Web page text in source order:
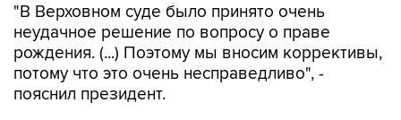
"В Верховном суде было принято очень
неудачное решение по вопросу о праве
рождения. (...) Поэтому мы вносим коррективы,
потому что это очень несправедливо", -
пояснил президент.